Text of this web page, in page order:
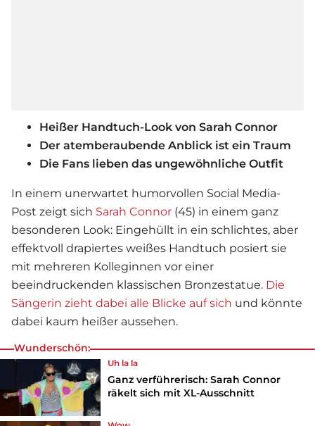
Heißer Handtuch-Look von Sarah Connor
Der atemberaubende Anblick ist ein Traum
Die Fans lieben das ungewöhnliche Outfit
In einem unerwartet humorvollen Social Media-
Post zeigt sich Sarah Connor (45) in einem ganz
besonderen Look: Eingehüllt in ein schlichtes, aber
effektvoll drapiertes weißes Handtuch posiert sie
mit mehreren Kolleginnen vor einer
beeindruckenden klassischen Bronzestatue. Die
Sängerin zieht dabei alle Blicke auf sich und könnte
dabei kaum heißer aussehen.
Wunderschön:
Uh la la
Ganz verführerisch: Sarah Connor
räkelt sich mit XL-Ausschnitt